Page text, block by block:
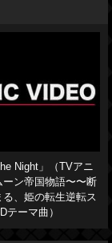
Night」（TVアニ
ーン帝国物語〜〜断
、姫の転生逆転ス
テーマ曲）